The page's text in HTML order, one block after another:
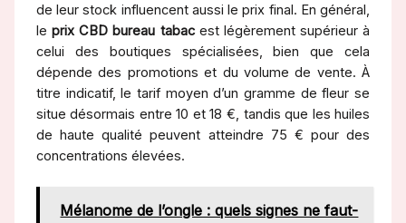
de leur stock influencent aussi le prix final. En général,
leprix CBD bureau tabacest légèrement supérieur à
celui des boutiques spécialisées, bien que cela
dépende des promotions et du volume de vente. À
titre indicatif, le tarif moyen d’un gramme de fleur se
situe désormais entre 10 et 18 €, tandis que les huiles
de haute qualité peuvent atteindre 75 € pour des
concentrations élevées.
Mélanome de l’ongle : quels signes ne faut-